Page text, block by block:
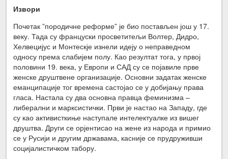
Извори
Почетак ”породичне реформе” је био постављен још у 17.
веку. Тада су француски просветитељи Волтер, Дидро,
Хелвецијус и Монтескје изнели идеју о неправедном
односу према слабијем полу. Као резултат тога, у првој
половини 19. века, у Европи и САД су се појавиле прве
женске друштвене организације. Основни задатак женске
еманципације тог времена састојао се у добијању права
гласа. Настала су два основна правца феминизма –
либерални и марксистички. Први је настао на Западу, где
су као активисткиње наступале интелектуалке из вишег
друштва. Други се орјентисао на жене из народа и примио
се у Русији и другим државама, касније се прудруживши
социјалистичком табору.